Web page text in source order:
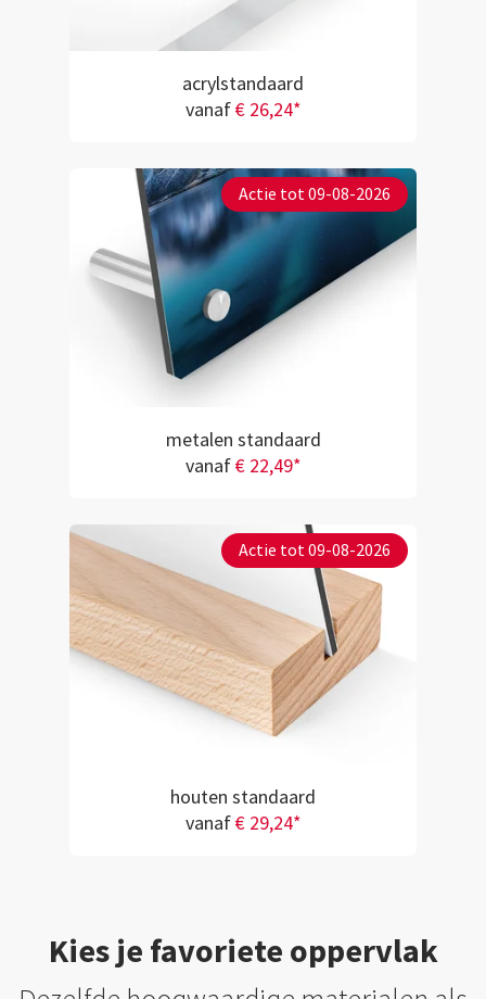
acrylstandaard
vanaf€ 26,24*
Actie tot 09-08-2026
metalen standaard
vanaf€ 22,49*
Actie tot 09-08-2026
houten standaard
vanaf€ 29,24*
Kies je favoriete oppervlak